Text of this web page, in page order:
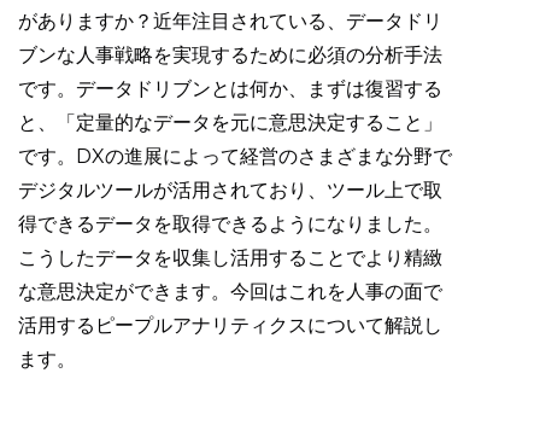
がありますか？近年注目されている、データドリ
ブンな人事戦略を実現するために必須の分析手法
です。データドリブンとは何か、まずは復習する
と、「定量的なデータを元に意思決定すること」
です。DXの進展によって経営のさまざまな分野で
デジタルツールが活用されており、ツール上で取
得できるデータを取得できるようになりました。
こうしたデータを収集し活用することでより精緻
な意思決定ができます。今回はこれを人事の面で
活用するピープルアナリティクスについて解説し
ます。